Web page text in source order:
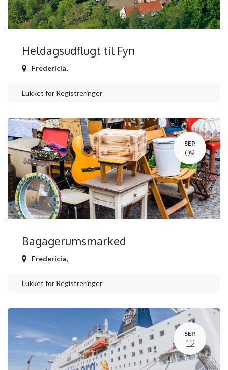
Heldagsudflugt til Fyn
Fredericia,
Lukket for Registreringer
SEP.
09
Bagagerumsmarked
Fredericia,
Lukket for Registreringer
SEP.
12